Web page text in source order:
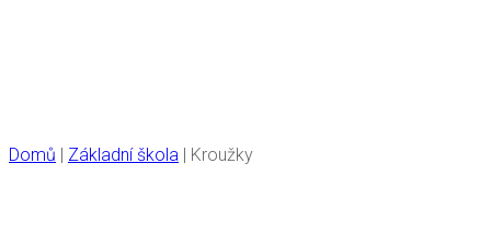
Domů | Základní škola | Kroužky